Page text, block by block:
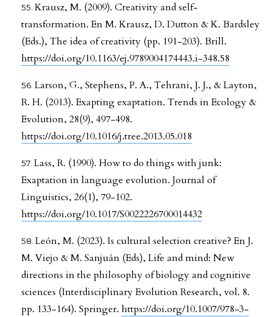
Krausz, M. (2009). Creativity and self-
transformation. En M. Krausz, D. Dutton & K. Bardsley
(Eds.), The idea of creativity (pp. 191-203). Brill.
https://doi.org/10.1163/ej.9789004174443.i-348.58
Larson, G., Stephens, P. A., Tehrani, J. J., & Layton,
R. H. (2013). Exapting exaptation. Trends in Ecology &
Evolution, 28(9), 497-498.
https://doi.org/10.1016/j.tree.2013.05.018
Lass, R. (1990). How to do things with junk:
Exaptation in language evolution. Journal of
Linguistics, 26(1), 79-102.
https://doi.org/10.1017/S0022226700014432
León, M. (2023). Is cultural selection creative? En J.
M. Viejo & M. Sanjuán (Eds), Life and mind: New
directions in the philosophy of biology and cognitive
sciences (Interdisciplinary Evolution Research, vol. 8.
pp. 133-164). Springer. https://doi.org/10.1007/978-3-